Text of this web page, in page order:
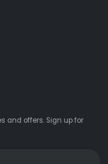
and offers. Sign up for